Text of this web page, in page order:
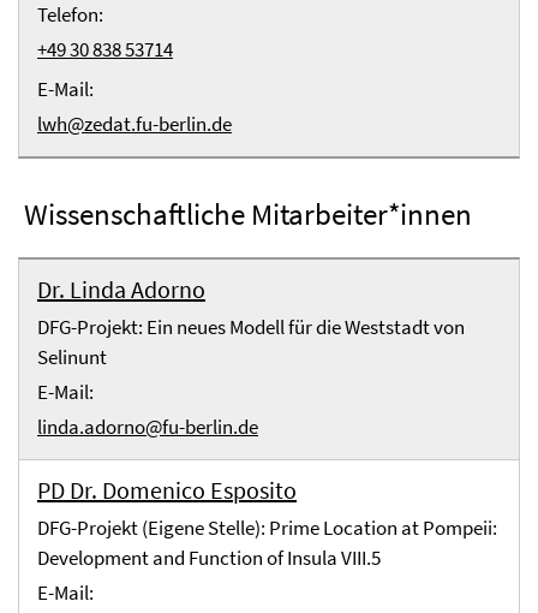
Telefon:
+49 30 838 53714
E-Mail:
lwh@zedat.fu-berlin.de
Wissenschaftliche Mitarbeiter*innen
Dr. Linda Adorno
DFG-Projekt: Ein neues Modell für die Weststadt von
Selinunt
E-Mail:
linda.adorno@fu-berlin.de
PD Dr. Domenico Esposito
DFG-Projekt (Eigene Stelle): Prime Location at Pompeii:
Development and Function of Insula VIII.5
E-Mail: